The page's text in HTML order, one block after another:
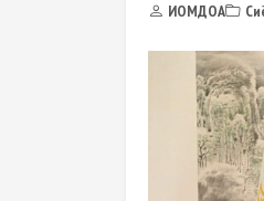
ИОМДОА